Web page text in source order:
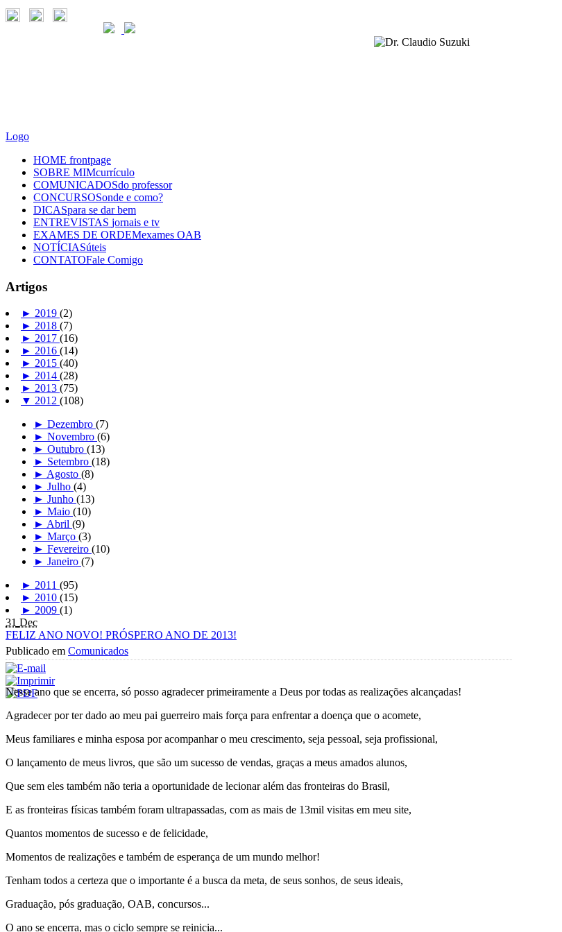
Logo
HOME frontpage
SOBRE MIMcurrículo
COMUNICADOSdo professor
CONCURSOSonde e como?
DICASpara se dar bem
ENTREVISTAS jornais e tv
EXAMES DE ORDEMexames OAB
NOTÍCIASúteis
CONTATOFale Comigo
Artigos
► 2019 (2)
► 2018 (7)
► 2017 (16)
► 2016 (14)
► 2015 (40)
► 2014 (28)
► 2013 (75)
▼ 2012 (108)
► Dezembro (7)
► Novembro (6)
► Outubro (13)
► Setembro (18)
► Agosto (8)
► Julho (4)
► Junho (13)
► Maio (10)
► Abril (9)
► Março (3)
► Fevereiro (10)
► Janeiro (7)
► 2011 (95)
► 2010 (15)
► 2009 (1)
31 Dec
FELIZ ANO NOVO! PRÓSPERO ANO DE 2013!
Publicado em Comunicados
Nesse ano que se encerra, só posso agradecer primeiramente a Deus por todas as realizações alcançadas!
Agradecer por ter dado ao meu pai guerreiro mais força para enfrentar a doença que o acomete,
Meus familiares e minha esposa por acompanhar o meu crescimento, seja pessoal, seja profissional,
O lançamento de meus livros, que são um sucesso de vendas, graças a meus amados alunos,
Que sem eles também não teria a oportunidade de lecionar além das fronteiras do Brasil,
E as fronteiras físicas também foram ultrapassadas, com as mais de 13mil visitas em meu site,
Quantos momentos de sucesso e de felicidade,
Momentos de realizações e também de esperança de um mundo melhor!
Tenham todos a certeza que o importante é a busca da meta, de seus sonhos, de seus ideais,
Graduação, pós graduação, OAB, concursos...
O ano se encerra, mas o ciclo sempre se reinicia...